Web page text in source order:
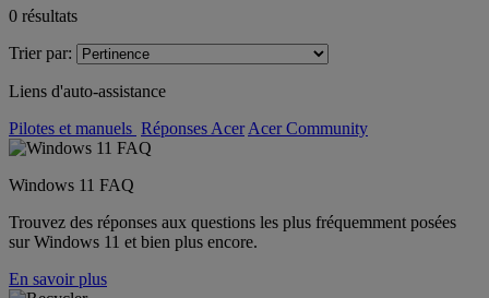
0 résultats
Trier par:
Liens d'auto-assistance
Pilotes et manuels Réponses Acer Acer Community
Windows 11 FAQ
Trouvez des réponses aux questions les plus fréquemment posées
sur Windows 11 et bien plus encore.
En savoir plus